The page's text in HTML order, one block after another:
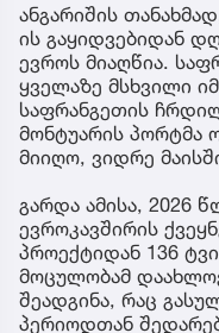
ანგარიშის
ის გაყიდვებიდან
ევროს მიაღწია.
ყველაზე მსხვილი
საფრანგეთის
მონტუარის პორტმა
მიიღო, ვიდრე
გარდა ამისა, 2026
ევროკავშირის
პროექტიდან 136
მოცულობამ
შეადგინა, რაც
პერიოდთან